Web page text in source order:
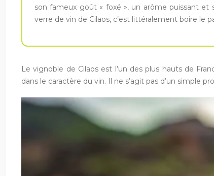
son fameux goût « foxé », un arôme puissant
verre de vin de Cilaos, c’est littéralement boire le
Le vignoble de Cilaos est l’un des plus hauts de
dans le caractère du vin. Il ne s’agit pas d’un simple